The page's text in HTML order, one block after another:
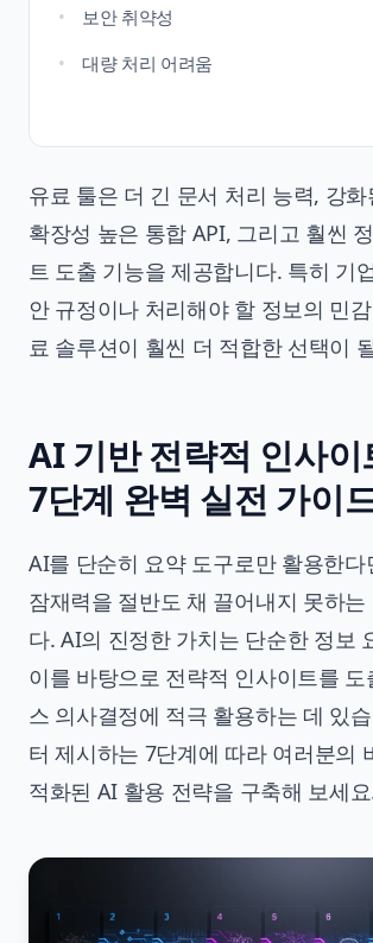
보안 취약성
대량 처리 어려움
유료 툴은 더 긴 문서 처리 능력, 강
확장성 높은 통합 API, 그리고 훨씬
트 도출 기능을 제공합니다. 특히 기
안 규정이나 처리해야 할 정보의 민
료 솔루션이 훨씬 더 적합한 선택이
AI 기반 전략적 인사이
7단계 완벽 실전 가이
AI를 단순히 요약 도구로만 활용한다
잠재력을 절반도 채 끌어내지 못하는
다. AI의 진정한 가치는 단순한 정보
이를 바탕으로 전략적 인사이트를 도
스 의사결정에 적극 활용하는 데 있
터 제시하는 7단계에 따라 여러분의
적화된 AI 활용 전략을 구축해 보세